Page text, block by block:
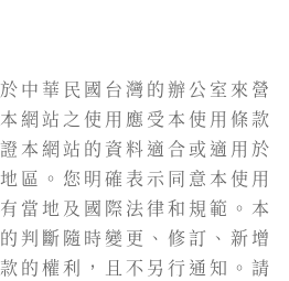
中華民國台灣的辦公室來營
網站之使用應受本使用條款
本網站的資料適合或適用於
區。您明確表示同意本使用
當地及國際法律和規範。本
判斷隨時變更、修訂、新增
的權利，且不另行通知。請